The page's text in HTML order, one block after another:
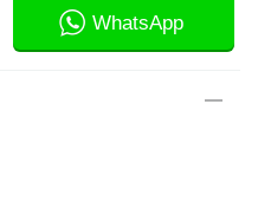
WhatsApp